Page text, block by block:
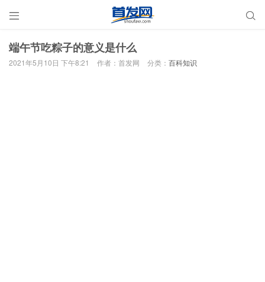
 
端午节吃粽子的意义是什么
2021年5月10日 下午8:21 作者：首发网 分类： 百科知识